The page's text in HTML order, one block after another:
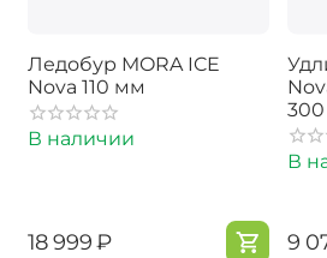
Ледобур MORA ICE
Nova 110 мм
В наличии
‍18 999‍₽
В
‍9